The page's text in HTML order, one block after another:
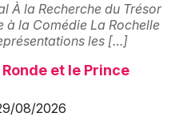
Maritime
À la Recherche du Trésor
la Comédie La Rochelle
les […]
et le Prince
08/2026